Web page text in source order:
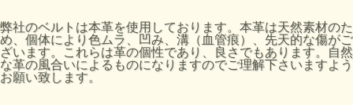
弊社のベルトは本革を使用しております。本革は天然素材のた
め、個体により色ムラ、凹み、溝（血管痕）、先天的な傷がご
ざいます。これらは革の個性であり、良さでもあります。自然
な革の風合いによるものになりますのでご理解下さいますよう
お願い致します。